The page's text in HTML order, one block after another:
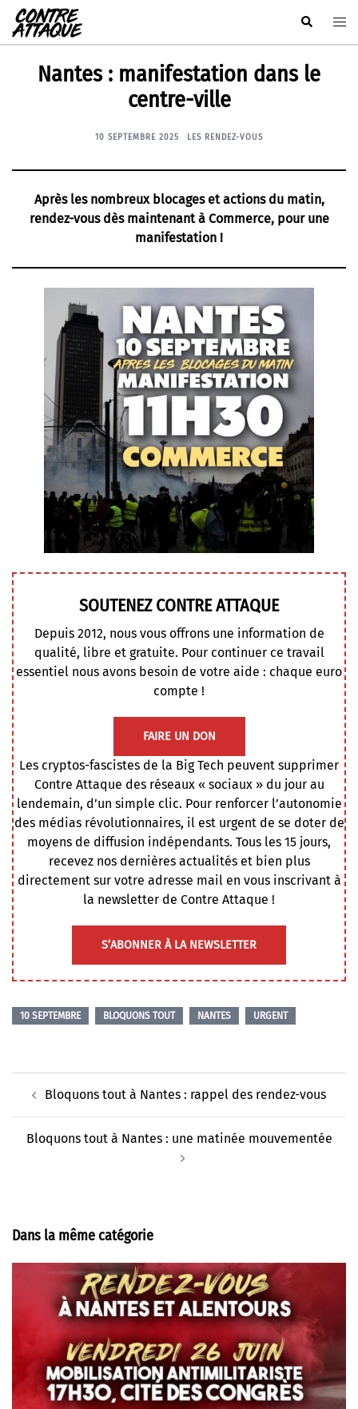
Aller
au
contenu
Rechercher
Nantes : manifestation dans le
centre-ville
10 SEPTEMBRE 2025 LES RENDEZ-VOUS
Après les nombreux blocages et actions du matin,
rendez-vous dès maintenant à Commerce, pour une
manifestation !
SOUTENEZ CONTRE ATTAQUE
Depuis 2012, nous vous offrons une information de
qualité, libre et gratuite. Pour continuer ce travail
essentiel nous avons besoin de votre aide : chaque euro
compte !
FAIRE UN DON
Les cryptos-fascistes de la Big Tech peuvent supprimer
Contre Attaque des réseaux « sociaux » du jour au
lendemain, d’un simple clic. Pour renforcer l’autonomie
des médias révolutionnaires, il est urgent de se doter de
moyens de diffusion indépendants. Tous les 15 jours,
recevez nos dernières actualités et bien plus
directement sur votre adresse mail en vous inscrivant à
la newsletter de Contre Attaque !
S’ABONNER À LA NEWSLETTER
10 SEPTEMBRE BLOQUONS TOUT NANTES URGENT
d’articleBloquons tout à Nantes : rappel des rendez-vous
Bloquons tout à Nantes : une matinée mouvementée
Dans la même catégorie